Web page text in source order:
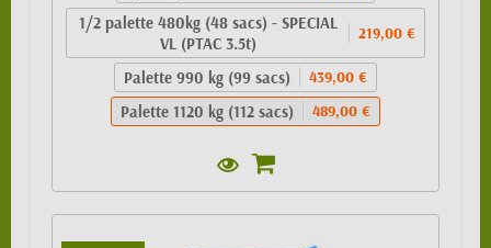
1/2 palette 480kg (48 sacs) - SPECIAL
VL (PTAC 3.5t)
219,00 €
Palette 990 kg (99 sacs) 439,00 €
Palette 1120 kg (112 sacs) 489,00 €